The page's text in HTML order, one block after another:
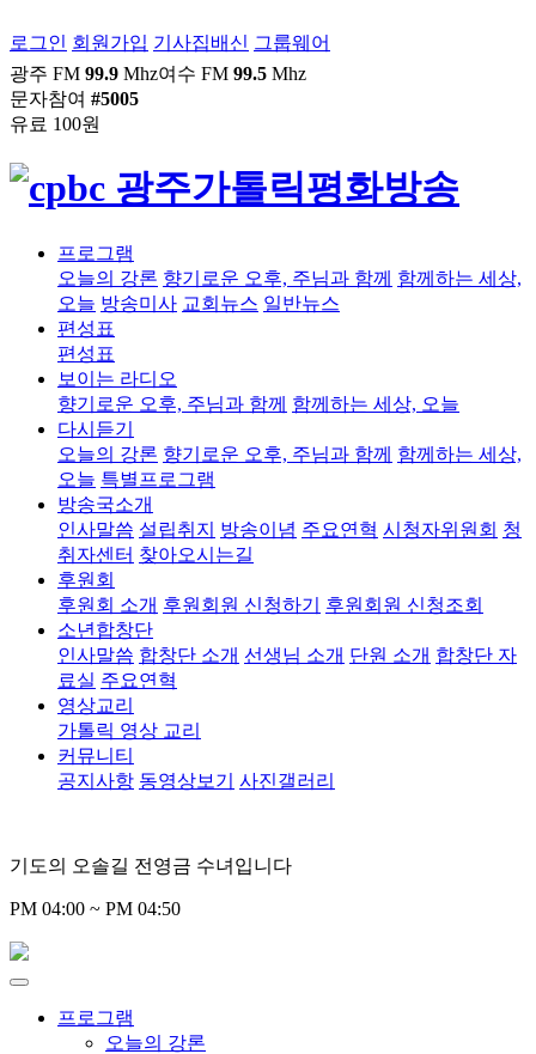
로그인 회원가입 기사집배신 그룹웨어
광주 FM 99.9 Mhz여수 FM 99.5 Mhz
문자참여 #5005
유료 100원
프로그램
오늘의 강론 향기로운 오후, 주님과 함께 함께하는 세상,
오늘 방송미사 교회뉴스 일반뉴스
편성표
편성표
보이는 라디오
향기로운 오후, 주님과 함께 함께하는 세상, 오늘
다시듣기
오늘의 강론 향기로운 오후, 주님과 함께 함께하는 세상,
오늘 특별프로그램
방송국소개
인사말씀 설립취지 방송이념 주요연혁 시청자위원회 청
취자센터 찾아오시는길
후원회
후원회 소개 후원회원 신청하기
후원회원 신청조회
소년합창단
인사말씀 합창단 소개 선생님 소개 단원 소개 합창단 자
료실 주요연혁
영상교리
가톨릭 영상 교리
커뮤니티
공지사항 동영상보기 사진갤러리
기도의 오솔길 전영금 수녀입니다
PM 04:00 ~ PM 04:50
프로그램
오늘의 강론